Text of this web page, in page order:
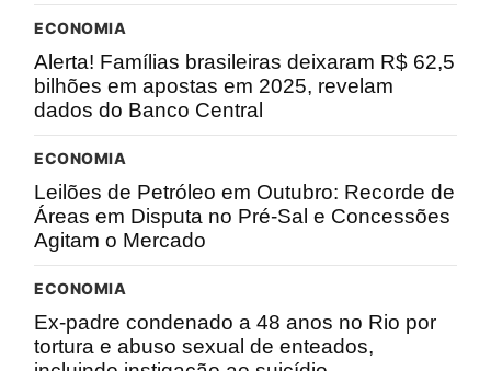
ECONOMIA
Alerta! Famílias brasileiras deixaram R$ 62,5
bilhões em apostas em 2025, revelam
dados do Banco Central
ECONOMIA
Leilões de Petróleo em Outubro: Recorde de
Áreas em Disputa no Pré-Sal e Concessões
Agitam o Mercado
ECONOMIA
Ex-padre condenado a 48 anos no Rio por
tortura e abuso sexual de enteados,